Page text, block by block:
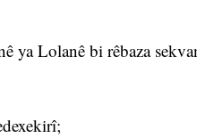
ya Lolanê bi rêbaza